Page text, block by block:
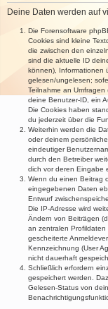
Deine Daten werden auf
Die Forensoftware
Cookies sind kleine
die zwischen den
sind die aktuelle ID
können), Informationen
gelesen/ungelesen;
Teilnahme an
deine Benutzer-ID, ein
Die Cookies haben
du jederzeit über die
Weiterhin werden die
oder deinem
eindeutiger
durch den Betreiber
dich vor deren Eingabe
Wenn du einen Beitrag
eingegebenen Daten
Entwurf
Die IP-Adresse wird
Ändern von Beiträgen
an zentralen Profildaten
gescheiterte
Kennzeichnung (User
nicht dauerhaft
Schließlich erfordern
gespeichert werden.
Gelesen-Status von